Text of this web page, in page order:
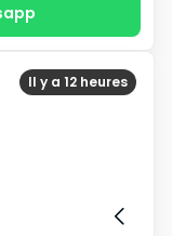
Il y a 12 heures